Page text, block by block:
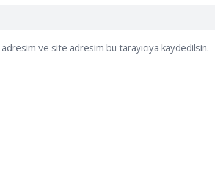
ve site adresim bu tarayıcıya kaydedilsin.